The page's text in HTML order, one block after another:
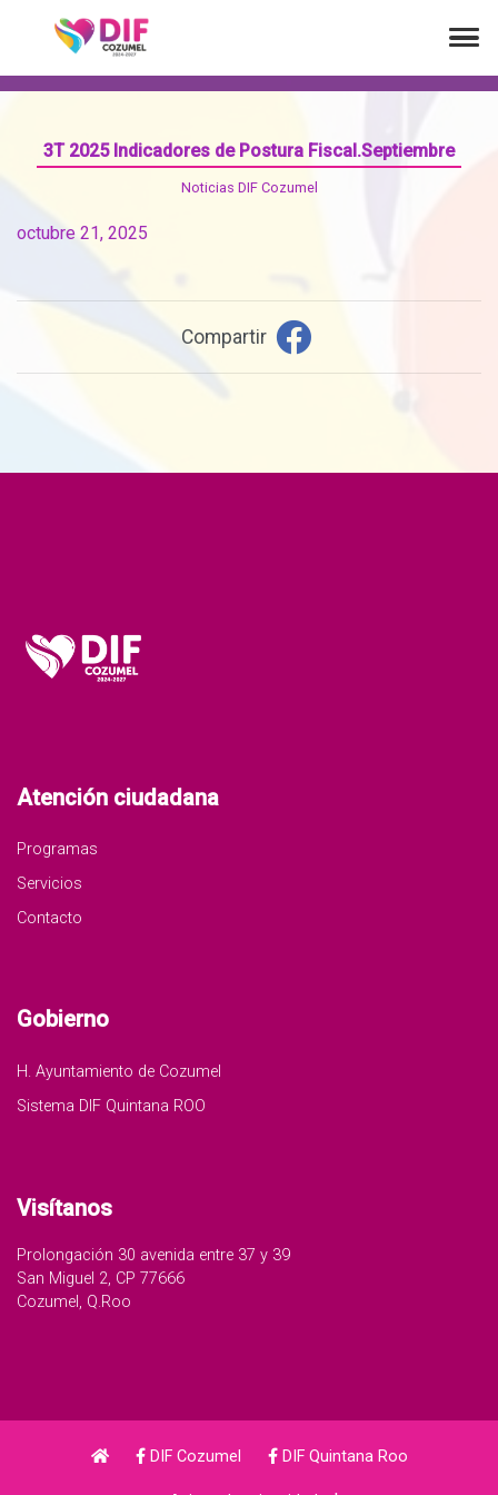
3T 2025 Indicadores de Postura Fiscal.Septiembre
Noticias DIF Cozumel
octubre 21, 2025
Compartir
Atención ciudadana
Programas
Servicios
Contacto
Gobierno
H. Ayuntamiento de Cozumel
Sistema DIF Quintana ROO
Visítanos
Prolongación 30 avenida entre 37 y 39
San Miguel 2, CP 77666
Cozumel, Q.Roo
DIF Cozumel DIF Quintana Roo